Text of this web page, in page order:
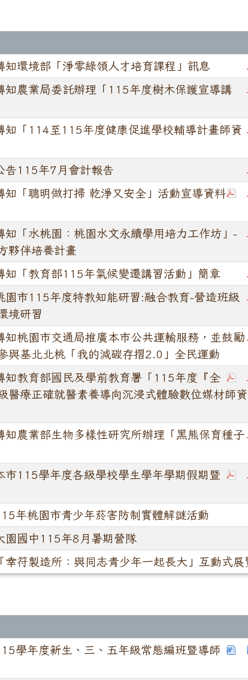
知環境部「淨零綠領人才培育課程」訊息
知農業局委託辦理「115年度樹木保護宣導講
知「114至115年度健康促進學校輔導計畫師資
告115年7月會計報告
知「聰明做打掃 乾淨又安全」活動宣導資料
知「水桃園：桃園水文永續學用培力工作坊」-
夥伴培養計畫
知「教育部115年氣候變遷講習活動」簡章
園市115年度特教知能研習:融合教育-營造班級
境研習
知桃園市交通局推廣本市公共運輸服務，並鼓勵
與基北北桃「我的減碳存摺2.0」全民運動
知教育部國民及學前教育署「115年度『全
療正確就醫素養導向沉浸式體驗數位媒材師
知農業部生物多樣性研究所辦理「黑熊保育種子
市115學年度各級學校學生學年學期假期暨
年桃園市青少年菸害防制實體解謎活動
園國中115年8月暑期營隊
「幸符製造所：與同志青少年一起長大」互動式展
學年度新生、三、五年級常態編班暨導師